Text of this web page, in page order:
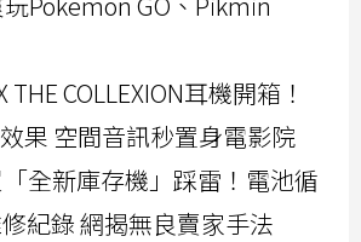
COLLEXION耳機開箱！
果 空間音訊秒置身電影院
全新庫存機」踩雷！電池循
紀錄 網揭無良賣家手法